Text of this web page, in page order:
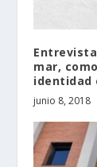
mar,
identidad
junio 8, 2018